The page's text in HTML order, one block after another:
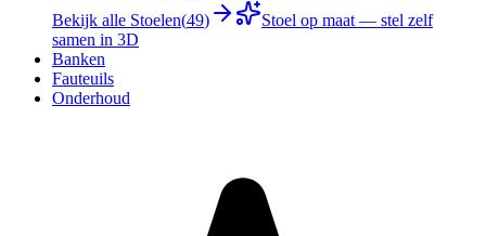
Bekijk alle Stoelen(49)
Stoel op maat — stel zelf
samen in 3D
Banken
Fauteuils
Onderhoud